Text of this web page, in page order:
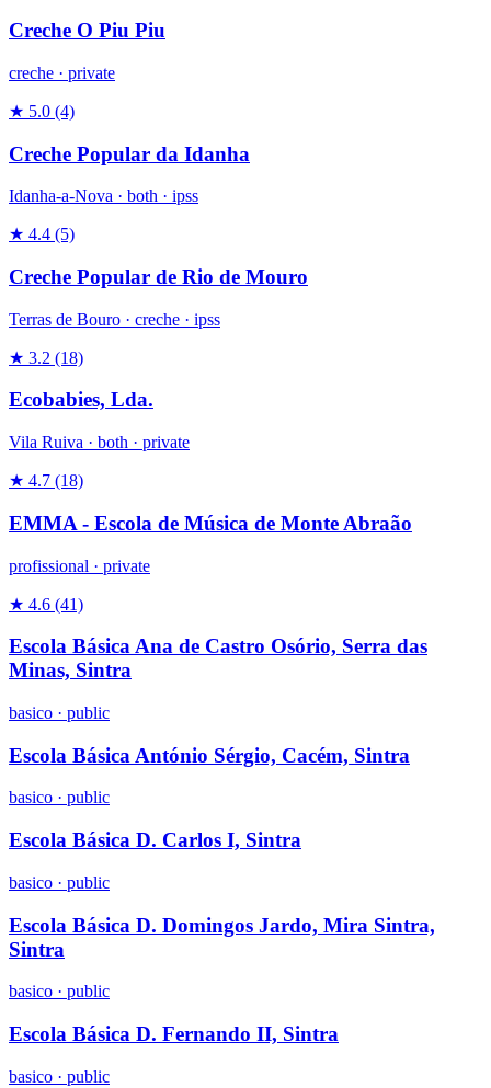
Creche O Piu Piu
creche · private
★ 5.0 (4)
Creche Popular da Idanha
Idanha-a-Nova · both · ipss
★ 4.4 (5)
Creche Popular de Rio de Mouro
Terras de Bouro · creche · ipss
★ 3.2 (18)
Ecobabies, Lda.
Vila Ruiva · both · private
★ 4.7 (18)
EMMA - Escola de Música de Monte Abraão
profissional · private
★ 4.6 (41)
Escola Básica Ana de Castro Osório, Serra das
Minas, Sintra
basico · public
Escola Básica António Sérgio, Cacém, Sintra
basico · public
Escola Básica D. Carlos I, Sintra
basico · public
Escola Básica D. Domingos Jardo, Mira Sintra,
Sintra
basico · public
Escola Básica D. Fernando II, Sintra
basico · public